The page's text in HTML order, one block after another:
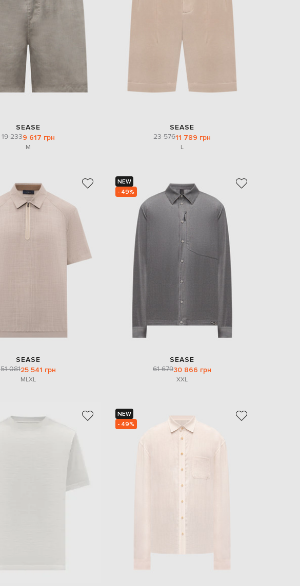
Denmark
Italy
Latvia
Luxembourg
Portugal
Sweden
SEASE
19 2339 617 грн
M
SEASE
23 57611 789 грн
L
SEASE
51 08125 541 грн
MLXL
NEW
- 49%
SEASE
61 67930 866 грн
XXL
NEW
- 49%